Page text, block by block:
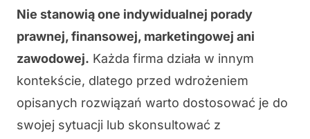
Nie stanowią one indywidualnej porady
prawnej, finansowej, marketingowej ani
zawodowej. Każda firma działa w innym
kontekście, dlatego przed wdrożeniem
opisanych rozwiązań warto dostosować je do
swojej sytuacji lub skonsultować z